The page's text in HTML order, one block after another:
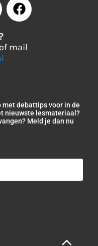
of mail
met debattips voor in de
nieuwste lesmateriaal?
Meld je dan nu